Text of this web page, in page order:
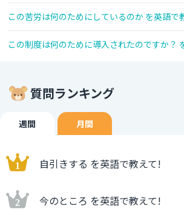
この苦労は何のためにしているのか を英語で
この制度は何のために導入されたのですか？
質問ランキング
週間 月間
自引きする を英語で教えて!
今のところ を英語で教えて!